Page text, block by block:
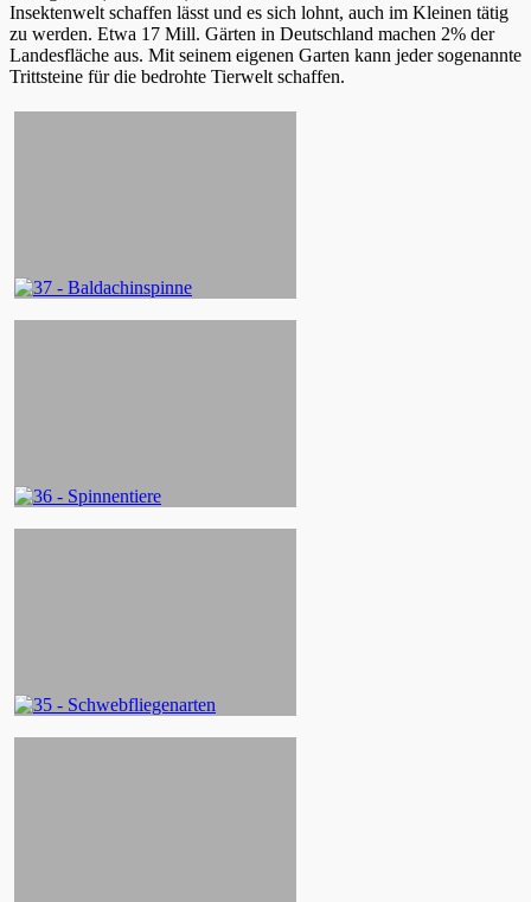
Insektenwelt schaffen lässt und es sich lohnt, auch im Kleinen tätig
zu werden. Etwa 17 Mill. Gärten in Deutschland machen 2% der
Landesfläche aus. Mit seinem eigenen Garten kann jeder sogenannte
Trittsteine für die bedrohte Tierwelt schaffen.